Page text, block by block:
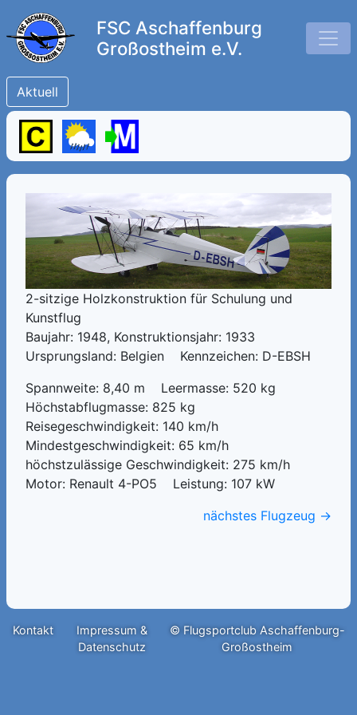
FSC Aschaffenburg
Großostheim e.V.
2-sitzige Holzkonstruktion für Schulung und
Kunstflug
Baujahr: 1948, Konstruktionsjahr: 1933
Ursprungsland: Belgien Kennzeichen: D-EBSH
Spannweite: 8,40 m Leermasse: 520 kg
Höchstabflugmasse: 825 kg
Reisegeschwindigkeit: 140 km/h
Mindestgeschwindigkeit: 65 km/h
höchstzulässige Geschwindigkeit: 275 km/h
Motor: Renault 4-PO5 Leistung: 107 kW
nächstes Flugzeug →
Aktuell
Kontakt
Impressum &
Datenschutz
© Flugsportclub Aschaffenburg-
Großostheim